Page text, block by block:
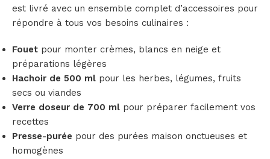
est livré avec un ensemble complet d’accessoires pour
répondre à tous vos besoins culinaires :
Fouet pour monter crèmes, blancs en neige et
préparations légères
Hachoir de 500 ml pour les herbes, légumes, fruits
secs ou viandes
Verre doseur de 700 ml pour préparer facilement vos
recettes
Presse-purée pour des purées maison onctueuses et
homogènes